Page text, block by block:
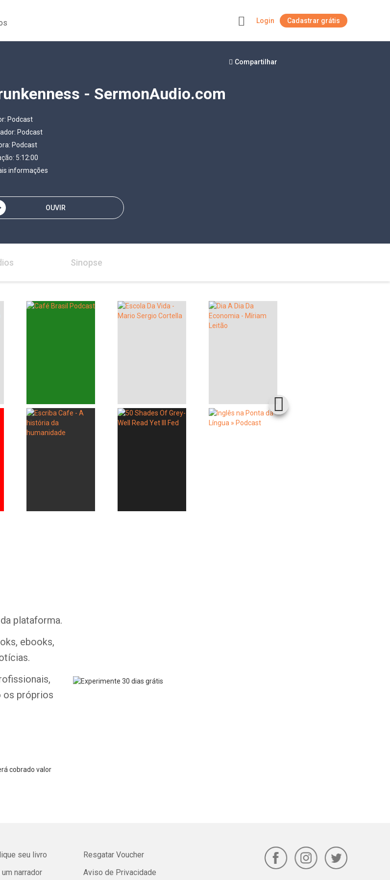
Login Cadastrar grátis
Compartilhar
- SermonAudio.com
Podcast
Podcast
Podcast
5:12:00
informações
OUVIR
Sinopse
plataforma.
ebooks,
os próprios
cobrado valor
seu livro
um narrador
Resgatar Voucher
Aviso de Privacidade